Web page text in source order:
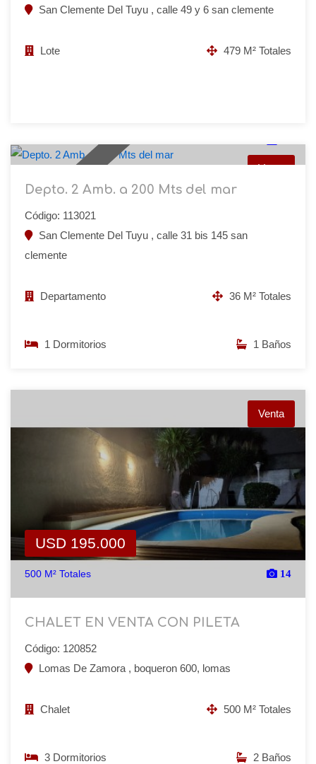
San Clemente Del Tuyu , calle 49 y 6 san clemente
Lote 479 M² Totales
Retasado
Venta
Depto. 2 Amb. a 200 Mts del mar
Código: 113021
San Clemente Del Tuyu , calle 31 bis 145 san
clemente
Departamento 36 M² Totales
1 Dormitorios 1 Baños
Venta
USD 195.000
500 M² Totales 14
CHALET EN VENTA CON PILETA
Código: 120852
Lomas De Zamora , boqueron 600, lomas
Chalet 500 M² Totales
3 Dormitorios 2 Baños